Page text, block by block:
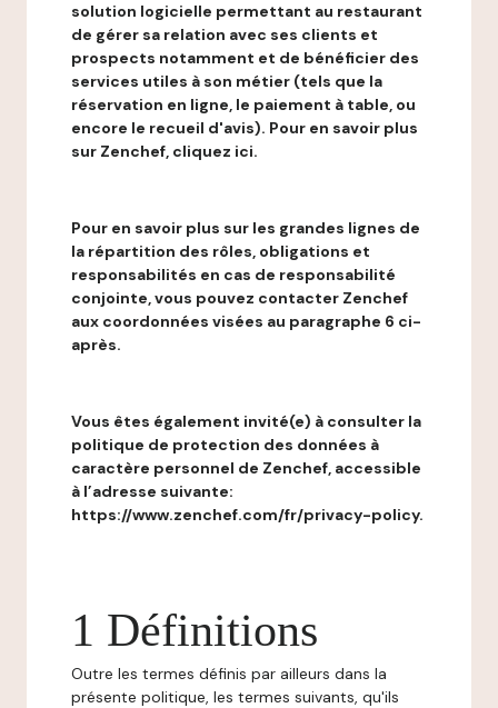
solution logicielle permettant au restaurant
de gérer sa relation avec ses clients et
prospects notamment et de bénéficier des
services utiles à son métier (tels que la
réservation en ligne, le paiement à table, ou
encore le recueil d'avis). Pour en savoir plus
sur Zenchef, cliquez ici.
Pour en savoir plus sur les grandes lignes de
la répartition des rôles, obligations et
responsabilités en cas de responsabilité
conjointe, vous pouvez contacter Zenchef
aux coordonnées visées au paragraphe 6 ci-
après.
Vous êtes également invité(e) à consulter la
politique de protection des données à
caractère personnel de Zenchef, accessible
à l’adresse suivante:
https://www.zenchef.com/fr/privacy-policy.
1 Définitions
Outre les termes définis par ailleurs dans la
présente politique, les termes suivants, qu'ils